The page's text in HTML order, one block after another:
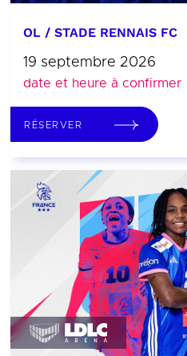
OL / STADE RENNAIS FC
19 septembre 2026
date et heure à confirmer
RÉSERVER